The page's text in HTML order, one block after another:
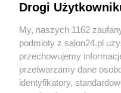
Sport
Społeczeństwo
Kultura
Drogi
My, naszych 1162
podmioty z salon24.pl
przechowujemy
przetwarzamy dane
identyfikatory,